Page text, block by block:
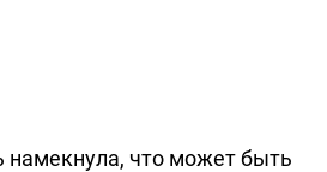
намекнула, что может быть